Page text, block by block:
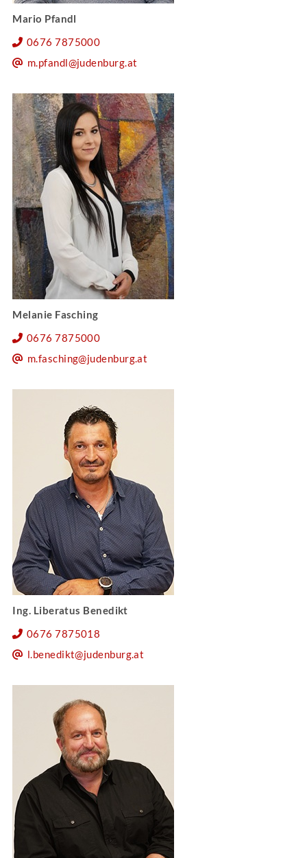
Mario Pfandl
0676 7875000
m.pfandl@judenburg.at
Melanie Fasching
0676 7875000
m.fasching@judenburg.at
Ing. Liberatus Benedikt
0676 7875018
l.benedikt@judenburg.at